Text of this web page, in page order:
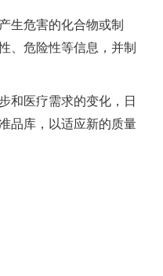
生危害的化合物或制
、危险性等信息，并制
和医疗需求的变化，日
品库，以适应新的质量